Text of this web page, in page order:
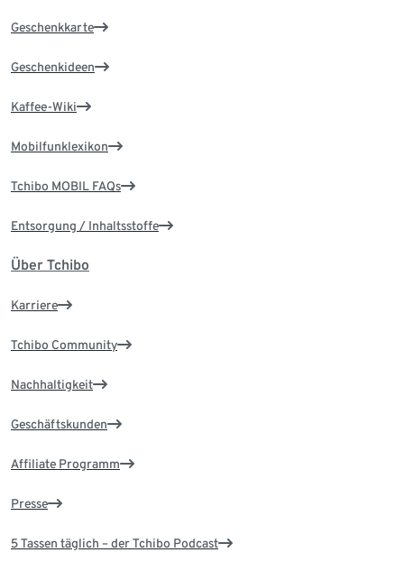
Geschenkkarte
Geschenkideen
Kaffee-Wiki
Mobilfunklexikon
Tchibo MOBIL FAQs
Entsorgung / Inhaltsstoffe
Über Tchibo
Karriere
Tchibo Community
Nachhaltigkeit
Geschäftskunden
Affiliate Programm
Presse
5 Tassen täglich – der Tchibo Podcast